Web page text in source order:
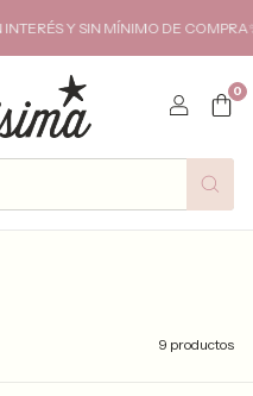
Y SIN MÍNIMO DE
0
9 productos